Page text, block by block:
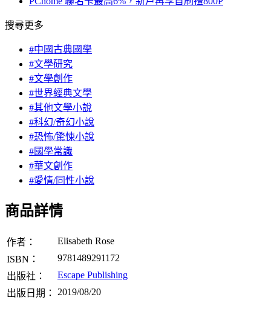
搜尋更多
#中國古典國學
#文學研究
#文學創作
#世界經典文學
#其他文學小說
#科幻/奇幻小說
#恐怖/驚悚小說
#國學常識
#華文創作
#愛情/同性小說
商品詳情
作者：
Elisabeth Rose
ISBN：
9781489291172
出版社：
Escape Publishing
出版日期：
2019/08/20